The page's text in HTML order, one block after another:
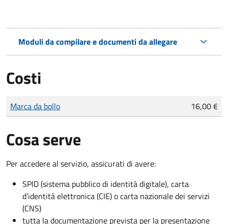
Moduli da compilare e documenti da allegare
Costi
Tipo di pagamento
Importo
Marca da bollo 16,00 €
Cosa serve
Per accedere al servizio, assicurati di avere:
SPID (sistema pubblico di identità digitale), carta
d’identità elettronica (CIE) o carta nazionale dei servizi
(CNS)
tutta la documentazione prevista per la presentazione